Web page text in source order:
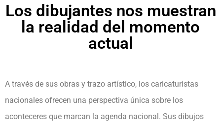
Los dibujantes nos muestran
la realidad del momento
actual
A través de sus obras y trazo artístico, los caricaturistas
nacionales ofrecen una perspectiva única sobre los
aconteceres que marcan la agenda nacional. Sus dibujos